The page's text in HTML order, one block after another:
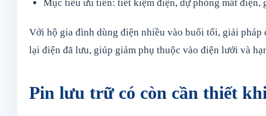
Mục tiêu ưu tiên: tiết kiệm điện, dự phòng mất điện,
Với hộ gia đình dùng điện nhiều vào buổi tối, giải
lại điện đã lưu, giúp giảm phụ thuộc vào điện lưới và
Pin lưu trữ có còn cần thiết